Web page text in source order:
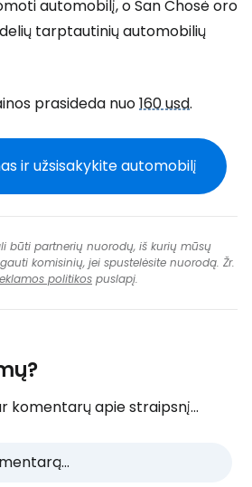
automobilį, o San Chosė oro
tarptautinių automobilių
prasideda nuo160 usd.
ir užsisakykite automobilį
būti partnerių nuorodų, iš kurių mūsų
komisinių, jei spustelėsite nuorodą. Žr.
politikos puslapį.
komentarų apie straipsnį...